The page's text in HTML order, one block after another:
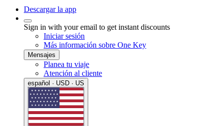
Descargar la app
Sign in with your email to get instant discounts
Iniciar sesión
Más información sobre One Key
Mensajes
Planea tu viaje
Atención al cliente
español · USD · US